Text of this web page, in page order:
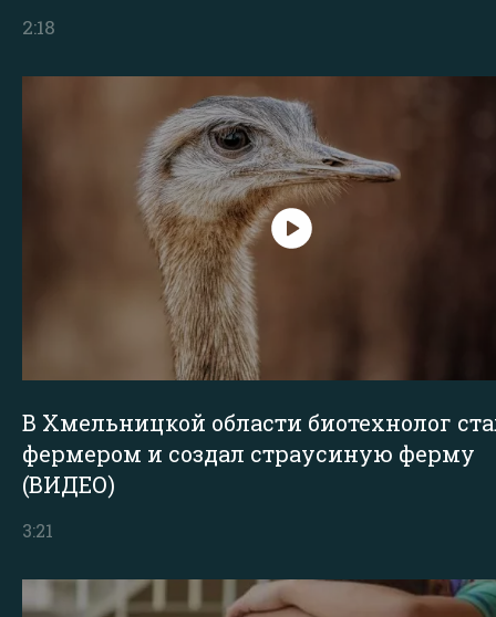
2:18
В Хмельницкой области биотехнолог
фермером и создал страусиную ферму
(ВИДЕО)
3:21